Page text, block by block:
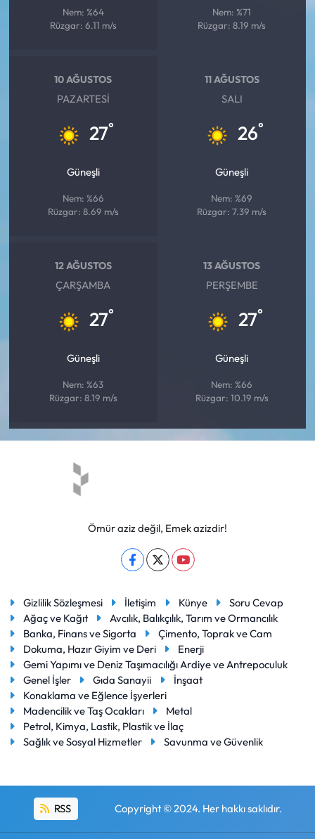
Nem: %64
Rüzgar: 6.11 m/s
Nem: %71
Rüzgar: 8.19 m/s
10 AĞUSTOS
PAZARTESI
27°
Güneşli
Nem: %66
Rüzgar: 8.69 m/s
11 AĞUSTOS
SALI
26°
Güneşli
Nem: %69
Rüzgar: 7.39 m/s
12 AĞUSTOS
ÇARŞAMBA
27°
Güneşli
Nem: %63
Rüzgar: 8.19 m/s
13 AĞUSTOS
PERŞEMBE
27°
Güneşli
Nem: %66
Rüzgar: 10.19 m/s
Ömür aziz değil, Emek azizdir!
Gizlilik Sözleşmesi İletişim Künye
Soru Cevap
Ağaç ve Kağıt
Avcılık, Balıkçılık, Tarım ve Ormancılık
Banka, Finans ve Sigorta
Çimento, Toprak ve Cam
Dokuma, Hazır Giyim ve Deri
Enerji
Gemi Yapımı ve Deniz Taşımacılığı Ardiye ve Antrepoculuk
Genel İşler
Gıda Sanayii
İnşaat
Konaklama ve Eğlence İşyerleri
Madencilik ve Taş Ocakları
Metal
Petrol, Kimya, Lastik, Plastik ve İlaç
Sağlık ve Sosyal Hizmetler
Savunma ve Güvenlik
RSS Copyright © 2024. Her hakkı saklıdır.